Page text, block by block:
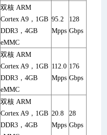
双核 ARM
Cortex A9，1GB
DDR3，4GB
eMMC
95.2
Mpps
128
Gbps
双核 ARM
Cortex A9，1GB
DDR3，4GB
eMMC
112.0
Mpps
176
Gbps
双核 ARM
Cortex A9，1GB
DDR3，4GB
20.8
Mpps
28
Gbps